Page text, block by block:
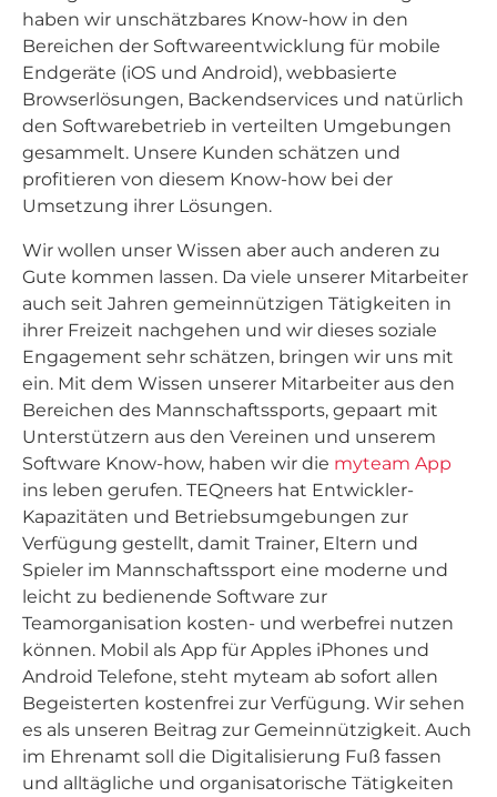
haben wir unschätzbares Know-how in den
Bereichen der Softwareentwicklung für mobile
Endgeräte (iOS und Android), webbasierte
Browserlösungen, Backendservices und natürlich
den Softwarebetrieb in verteilten Umgebungen
gesammelt. Unsere Kunden schätzen und
profitieren von diesem Know-how bei der
Umsetzung ihrer Lösungen.
Wir wollen unser Wissen aber auch anderen zu
Gute kommen lassen. Da viele unserer Mitarbeiter
auch seit Jahren gemeinnützigen Tätigkeiten in
ihrer Freizeit nachgehen und wir dieses soziale
Engagement sehr schätzen, bringen wir uns mit
ein. Mit dem Wissen unserer Mitarbeiter aus den
Bereichen des Mannschaftssports, gepaart mit
Unterstützern aus den Vereinen und unserem
Software Know-how, haben wir die myteam App
ins leben gerufen. TEQneers hat Entwickler-
Kapazitäten und Betriebsumgebungen zur
Verfügung gestellt, damit Trainer, Eltern und
Spieler im Mannschaftssport eine moderne und
leicht zu bedienende Software zur
Teamorganisation kosten- und werbefrei nutzen
können. Mobil als App für Apples iPhones und
Android Telefone, steht myteam ab sofort allen
Begeisterten kostenfrei zur Verfügung. Wir sehen
es als unseren Beitrag zur Gemeinnützigkeit. Auch
im Ehrenamt soll die Digitalisierung Fuß fassen
und alltägliche und organisatorische Tätigkeiten